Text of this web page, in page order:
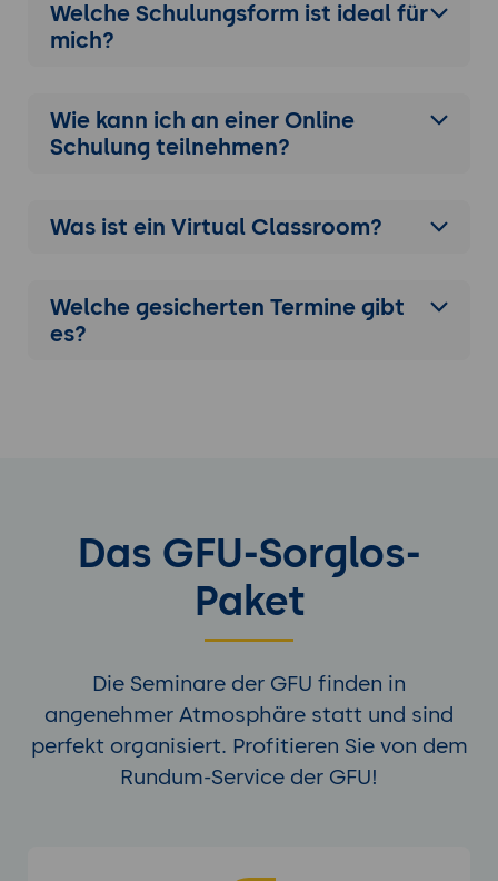
Anwendung des erlernten Wissens auf
reale Fallstudien
Diskussion und Austausch von Erfahrungen
unter den Teilnehmern
Welche Schulungsform ist ideal für
mich?
Wie kann ich an einer Online
Schulung teilnehmen?
Was ist ein Virtual Classroom?
Welche gesicherten Termine gibt
es?
Das GFU-Sorglos-
Paket
Die Seminare der GFU finden in
angenehmer Atmosphäre statt und sind
perfekt organisiert. Profitieren Sie von dem
Rundum-Service der GFU!